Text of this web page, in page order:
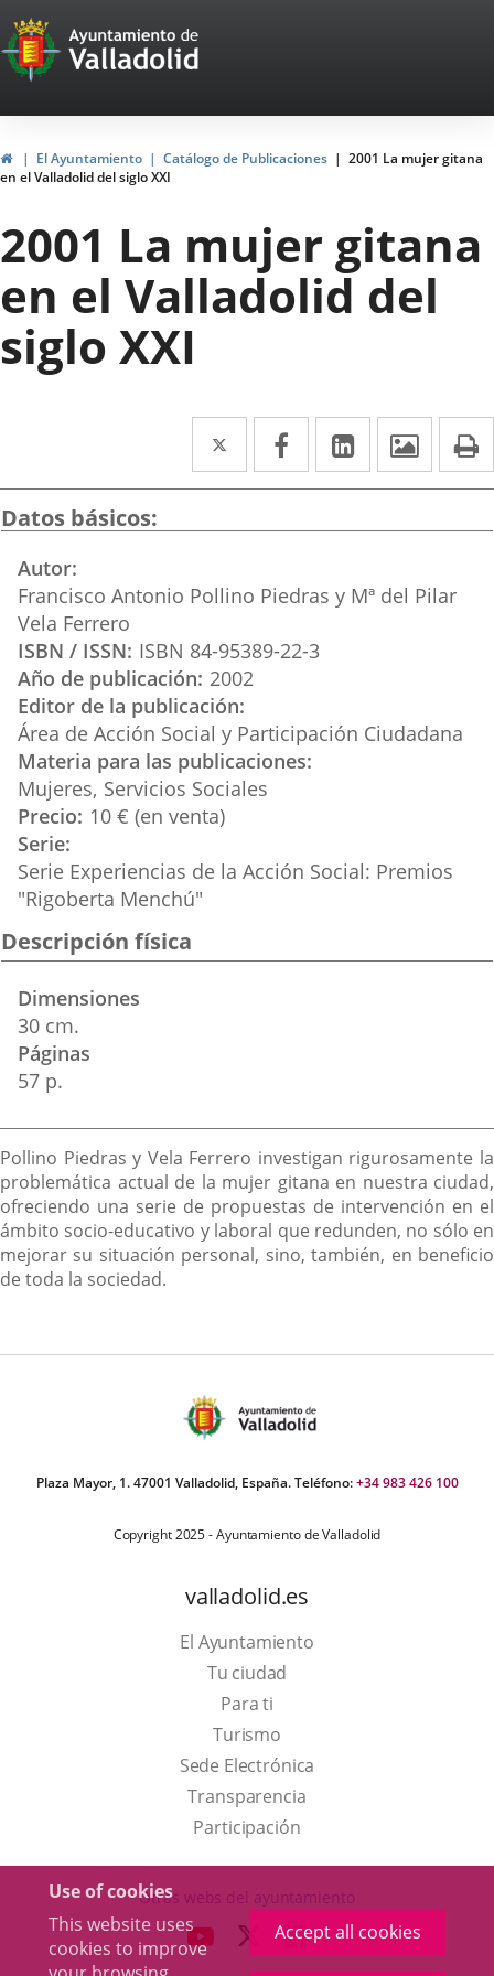
Use of cookies
This website uses
cookies to improve
Accept all cookies
Portal
Web
del
Ayuntamiento
de
Valladolid
HomeEl Ayuntamiento Catálogo de Publicaciones
2001 La mujer gitana
en el Valladolid del siglo XXI
2001 La mujer gitana
en el Valladolid del
siglo XXI
Twitter
Enlace
a
externa.
Facebook
Enlace
a
externa.
Linkedin
Enlace
a
externa.
Datos básicos
Autor
Francisco Antonio Pollino Piedras y Mª del Pilar
Vela Ferrero
ISBN / ISSN ISBN 84-95389-22-3
Año de publicación 2002
Editor de la publicación
Área de Acción Social y Participación Ciudadana
Materia para las publicaciones
Mujeres Servicios Sociales
Precio 10 € (en venta)
Serie
Serie Experiencias de la Acción Social: Premios
"Rigoberta Menchú"
Descripción física
Dimensiones
30 cm.
Páginas
57 p.
Descripción
Pollino Piedras y Vela Ferrero investigan rigurosamente la
problemática actual de la mujer gitana en nuestra ciudad,
ofreciendo una serie de propuestas de intervención en el
ámbito socio-educativo y laboral que redunden, no sólo en
mejorar su situación personal, sino, también, en beneficio
de toda la sociedad.
Plaza Mayor, 1. 47001 Valladolid, España. Teléfono:+34 983 426 100
Copyright 2025 - Ayuntamiento de Valladolid
valladolid.es
El Ayuntamiento
Tu ciudad
Para ti
TurismoThis
link
will
open
up
Sede Electrónica
Transparencia
Participación
Otras webs del ayuntamiento
LINK
LINK
TO
LINK
TO